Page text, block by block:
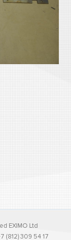
EXIMO Ltd
(812) 309 54 17